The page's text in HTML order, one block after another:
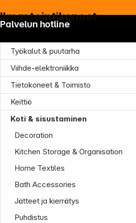
Ilmastointikoneet
Työkalut & puutarha
Viihde-elektroniikka
Tietokoneet & Toimisto
Keittiö
Koti & sisustaminen
Decoration
Kitchen Storage & Organisation
Home Textiles
Bath Accessories
Jätteet ja kierrätys
Puhdistus
Palvelun hotline
Yritys
Infoterminal